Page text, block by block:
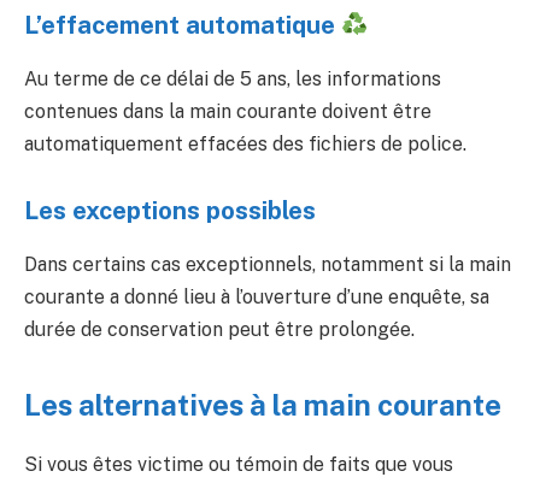
L’effacement automatique
Au terme de ce délai de 5 ans, les informations
contenues dans la main courante doivent être
automatiquement effacées des fichiers de police.
Les exceptions possibles
Dans certains cas exceptionnels, notamment si la main
courante a donné lieu à l’ouverture d’une enquête, sa
durée de conservation peut être prolongée.
Les alternatives à la main courante
Si vous êtes victime ou témoin de faits que vous